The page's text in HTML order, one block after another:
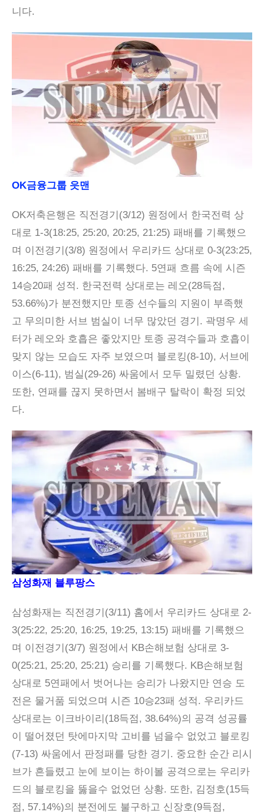
니다.
OK금융그룹 읏맨
OK저축은행은 직전경기(3/12) 원정에서 한국전력 상
대로 1-3(18:25, 25:20, 20:25, 21:25) 패배를 기록했으
며 이전경기(3/8) 원정에서 우리카드 상대로 0-3(23:25,
16:25, 24:26) 패배를 기록했다. 5연패 흐름 속에 시즌
14승20패 성적. 한국전력 상대로는 레오(28득점,
53.66%)가 분전했지만 토종 선수들의 지원이 부족했
고 무의미한 서브 범실이 너무 많았던 경기. 곽명우 세
터가 레오와 호흡은 좋았지만 토종 공격수들과 호흡이
맞지 않는 모습도 자주 보였으며 블로킹(8-10), 서브에
이스(6-11), 범실(29-26) 싸움에서 모두 밀렸던 상황.
또한, 연패를 끊지 못하면서 봄배구 탈락이 확정 되었
다.
삼성화재 블루팡스
삼성화재는 직전경기(3/11) 홈에서 우리카드 상대로 2-
3(25:22, 25:20, 16:25, 19:25, 13:15) 패배를 기록했으
며 이전경기(3/7) 원정에서 KB손해보험 상대로 3-
0(25:21, 25:20, 25:21) 승리를 기록했다. KB손해보험
상대로 5연패에서 벗어나는 승리가 나왔지만 연승 도
전은 물거품 되었으며 시즌 10승23패 성적. 우리카드
상대로는 이크바이리(18득점, 38.64%)의 공격 성공률
이 떨어졌던 탓에마지막 고비를 넘을수 없었고 블로킹
(7-13) 싸움에서 판정패를 당한 경기. 중요한 순간 리시
브가 흔들렸고 눈에 보이는 하이볼 공격으로는 우리카
드의 블로킹을 뚫을수 없었던 상황. 또한, 김정호(15득
점, 57.14%)의 분전에도 불구하고 신장호(9득점,